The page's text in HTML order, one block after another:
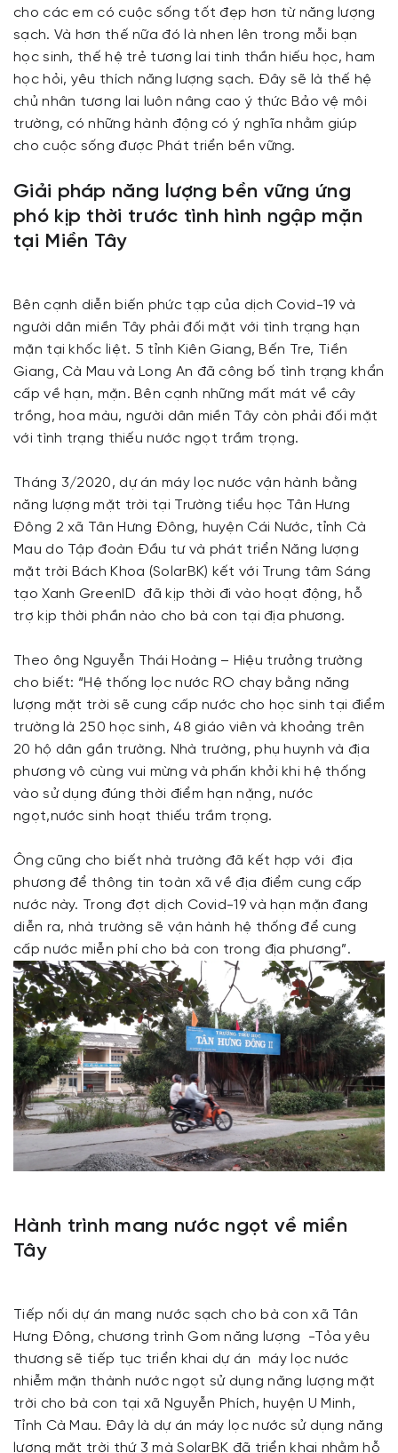
cho các em có cuộc sống tốt đẹp hơn từ năng lượng
sạch. Và hơn thế nữa đó là nhen lên trong mỗi bạn
học sinh, thế hệ trẻ tương lai tinh thần hiếu học, ham
học hỏi, yêu thích năng lượng sạch. Đây sẽ là thế hệ
chủ nhân tương lai luôn nâng cao ý thức Bảo vệ môi
trường, có những hành động có ý nghĩa nhằm giúp
cho cuộc sống được Phát triển bền vững.
Giải pháp năng lượng bền vững ứng
phó kịp thời trước tình hình ngập mặn
tại Miền Tây
Bên cạnh diễn biến phức tạp của dịch Covid-19 và
người dân miền Tây phải đối mặt với tình trạng hạn
mặn tại khốc liệt. 5 tỉnh Kiên Giang, Bến Tre, Tiền
Giang, Cà Mau và Long An đã công bố tình trạng khẩn
cấp về hạn, mặn. Bên cạnh những mất mát về cây
trồng, hoa màu, người dân miền Tây còn phải đối mặt
với tình trạng thiếu nước ngọt trầm trọng.
Tháng 3/2020, dự án máy lọc nước vận hành bằng
năng lượng mặt trời tại Trường tiểu học Tân Hưng
Đông 2 xã Tân Hưng Đông, huyện Cái Nước, tỉnh Cà
Mau do Tập đoàn Đầu tư và phát triển Năng lượng
mặt trời Bách Khoa (SolarBK) kết với Trung tâm Sáng
tạo Xanh GreenID đã kịp thời đi vào hoạt động, hỗ
trợ kịp thời phần nào cho bà con tại địa phương.
Theo ông Nguyễn Thái Hoàng – Hiệu trưởng trường
cho biết: “Hệ thống lọc nước RO chạy bằng năng
lượng mặt trời sẽ cung cấp nước cho học sinh tại điểm
trường là 250 học sinh, 48 giáo viên và khoảng trên
20 hộ dân gần trường. Nhà trường, phụ huynh và địa
phương vô cùng vui mừng và phấn khởi khi hệ thống
vào sử dụng đúng thời điểm hạn nặng, nước
ngọt,nước sinh hoạt thiếu trầm trọng.
Ông cũng cho biết nhà trường đã kết hợp với địa
phương để thông tin toàn xã về địa điểm cung cấp
nước này. Trong đợt dịch Covid-19 và hạn mặn đang
diễn ra, nhà trường sẽ vận hành hệ thống để cung
cấp nước miễn phí cho bà con trong địa phương”.
Hành trình mang nước ngọt về miền
Tây
Tiếp nối dự án mang nước sạch cho bà con xã Tân
Hưng Đông, chương trình Gom năng lượng -Tỏa yêu
thương sẽ tiếp tục triển khai dự án máy lọc nước
nhiễm mặn thành nước ngọt sử dụng năng lượng mặt
trời cho bà con tại xã Nguyễn Phích, huyện U Minh,
Tỉnh Cà Mau. Đây là dự án máy lọc nước sử dụng năng
lượng mặt trời thứ 3 mà SolarBK đã triển khai nhằm hỗ